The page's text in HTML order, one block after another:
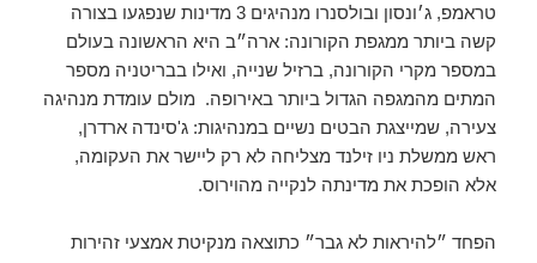
טראמפ, ג׳ונסון ובולסנרו מנהיגים 3 מדינות שנפגעו בצורה
קשה ביותר ממגפת הקורונה: ארה״ב היא הראשונה בעולם
במספר מקרי הקורונה, ברזיל שנייה, ואילו בבריטניה מספר
המתים מהמגפה הגדול ביותר באירופה. מולם עומדת מנהיגה
צעירה, שמייצגת הבטים נשיים במנהיגות: ג'סינדה ארדרן,
ראש ממשלת ניו זילנד מצליחה לא רק ליישר את העקומה,
אלא הופכת את מדינתה לנקייה מהוירוס.
הפחד ״להיראות לא גבר״ כתוצאה מנקיטת אמצעי זהירות